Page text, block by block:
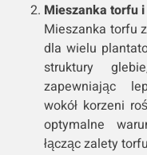
Mieszanka torfu
Mieszanka torfu
dla wielu
struktury
zapewniając
wokół korzeni
optymalne
łącząc zalety